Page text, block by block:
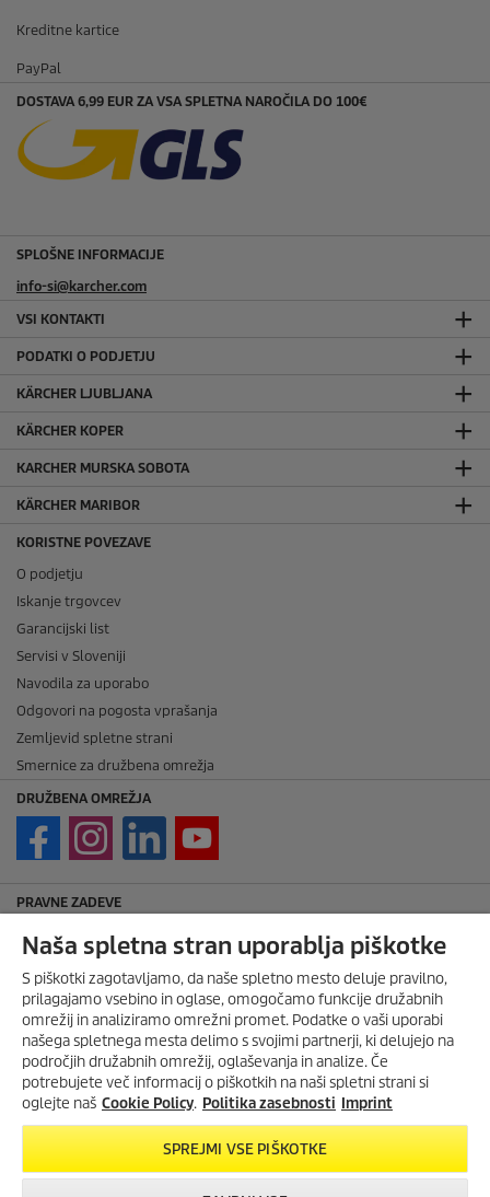
Kreditne kartice
PayPal
DOSTAVA 6,99 EUR ZA VSA SPLETNA NAROČILA DO 100€
SPLOŠNE INFORMACIJE
info-si@karcher.com
VSI KONTAKTI
PODATKI O PODJETJU
KÄRCHER LJUBLJANA
KÄRCHER KOPER
KARCHER MURSKA SOBOTA
KÄRCHER MARIBOR
KORISTNE POVEZAVE
O podjetju
Iskanje trgovcev
Garancijski list
Servisi v Sloveniji
Navodila za uporabo
Odgovori na pogosta vprašanja
Zemljevid spletne strani
Smernice za družbena omrežja
DRUŽBENA OMREŽJA
PRAVNE ZADEVE
Imprint
Avtorske pravice
Zavrnitev odgovornosti
Pravila nagradne igre
Politika zasebnosti
Politika piškotkov
Splošni pogoji za najem strojev
Splošni pogoji poslovanja
Naša spletna stran uporablja piškotke
S piškotki zagotavljamo, da naše spletno mesto deluje pravilno,
prilagajamo vsebino in oglase, omogočamo funkcije družabnih
omrežij in analiziramo omrežni promet. Podatke o vaši uporabi
našega spletnega mesta delimo s svojimi partnerji, ki delujejo na
področjih družabnih omrežij, oglaševanja in analize. Če
potrebujete več informacij o piškotkih na naši spletni strani si
oglejte naš Cookie Policy. Politika zasebnosti Imprint
SPREJMI VSE PIŠKOTKE